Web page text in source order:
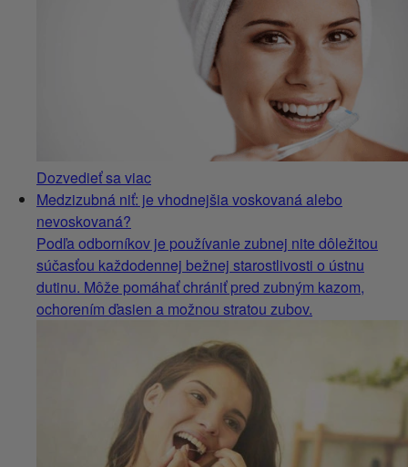
Dozvedieť sa viac
Medzizubná niť: je vhodnejšia voskovaná alebo
nevoskovaná?
Podľa odborníkov je používanie zubnej nite dôležitou
súčasťou každodennej bežnej starostlivosti o ústnu
dutinu. Môže pomáhať chrániť pred zubným kazom,
ochorením ďasien a možnou stratou zubov.